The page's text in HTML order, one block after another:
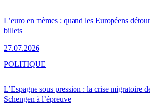
L’euro en mèmes : quand les Européens
billets
27.07.2026
L’Espagne sous pression : la crise migratoire
Schengen à l’épreuve
POLITIQUE